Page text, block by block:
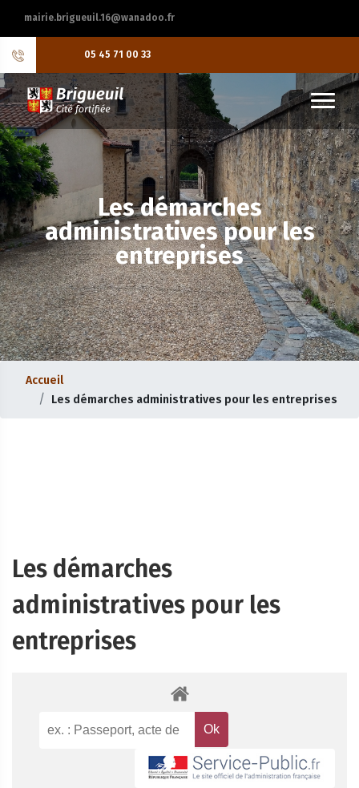
mairie.brigueuil.16@wanadoo.fr
05 45 71 00 33
Les démarches
administratives pour les
entreprises
Accueil
Les démarches administratives pour les entreprises
Les démarches
administratives pour les
entreprises